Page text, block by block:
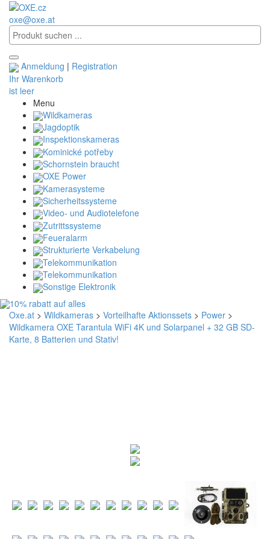
oxe@oxe.at
Anmeldung | Registration
Ihr Warenkorb
ist leer
Menu
Wildkameras
Jagdoptik
Inspektionskameras
Kominické potřeby
Schornstein braucht
OXE Power
Kamerasysteme
Sicherheitssysteme
Video- und Audiotelefone
Zutrittssysteme
Feueralarm
Strukturierte Verkabelung
Telekommunikation
Telekommunikation
Sonstige Elektronik
Oxe.at > Wildkameras > Vorteilhafte Aktionssets > Power >
Wildkamera OXE Tarantula WiFi 4K und Solarpanel + 32 GB SD-
Karte, 8 Batterien und Stativ!